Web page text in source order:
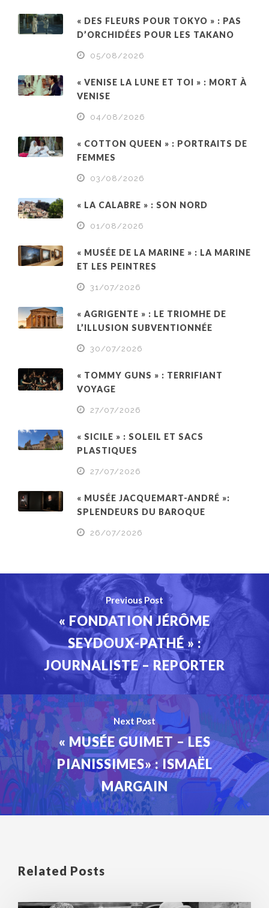
« DES FLEURS POUR TOKYO » : PAS
D’ORCHIDÉES POUR LES TAKANO
05/08/2026
« VENISE LA LUNE ET TOI » : MORT À
VENISE
04/08/2026
« COTTON QUEEN » : PORTRAITS DE
FEMMES
03/08/2026
« LA CALABRE » : SON NORD
01/08/2026
« MUSÉE DE LA MARINE » : LA MARINE
ET LES PEINTRES
31/07/2026
« AGRIGENTE » : LE TRIOMHE DE
L’ILLUSION SUBVENTIONNÉE
30/07/2026
« TOMMY GUNS » : TERRIFIANT
VOYAGE
27/07/2026
« SICILE » : SOLEIL ET SACS
PLASTIQUES
27/07/2026
« MUSÉE JACQUEMART-ANDRÉ »:
SPLENDEURS DU BAROQUE
26/07/2026
Previous Post
« FONDATION JÉRÔME
SEYDOUX-PATHÉ » :
JOURNALISTE – REPORTER
Next Post
« MUSÉE GUIMET – LES
PIANISSIMES» : ISMAËL
MARGAIN
Related Posts